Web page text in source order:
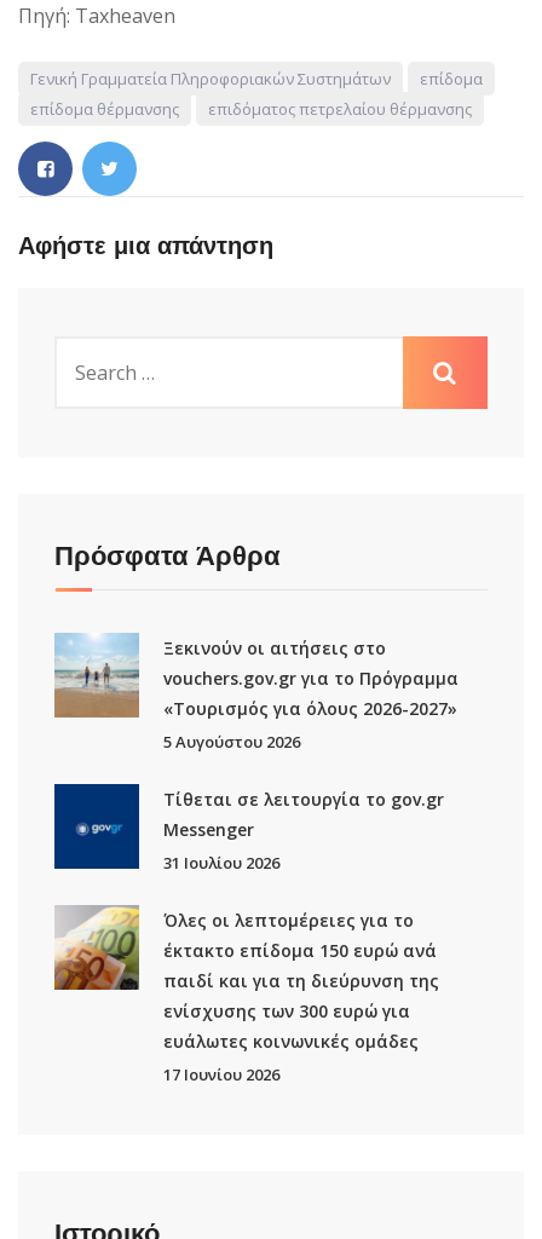
Πηγή: Taxheaven
Γενική Γραμματεία Πληροφοριακών Συστημάτων
επίδομα
επίδομα θέρμανσης
επιδόματος πετρελαίου θέρμανσης
Αφήστε μια απάντηση
Πρόσφατα Άρθρα
Ξεκινούν οι αιτήσεις στο
vouchers.gov.gr για το Πρόγραμμα
«Τουρισμός για όλους 2026-2027»
5 Αυγούστου 2026
Τίθεται σε λειτουργία το gov.gr
Μessenger
31 Ιουλίου 2026
Όλες οι λεπτομέρειες για το
έκτακτο επίδομα 150 ευρώ ανά
παιδί και για τη διεύρυνση της
ενίσχυσης των 300 ευρώ για
ευάλωτες κοινωνικές ομάδες
17 Ιουνίου 2026